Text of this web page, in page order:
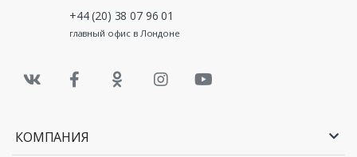
+44 (20) 38 07 96 01
главный офис в Лондоне
КОМПАНИЯ